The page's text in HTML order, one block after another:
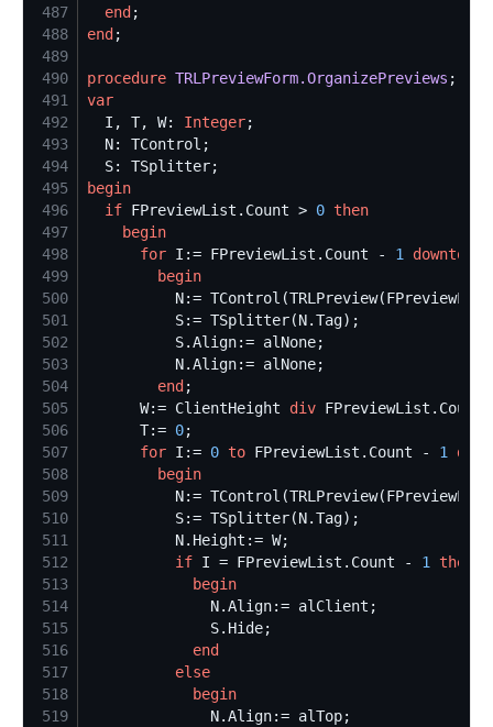
487
end
488
end
489
490
procedure TRLPreviewForm.OrganizePreviews
491
var
492
  I, T, W:
Integer
493
494
495
begin
496
if FPreviewList.Count > 0 then
497
begin
498
for I:= FPreviewList.Count - 1 downto
499
begin
500
501
502
503
504
end
505
      W:= ClientHeight
div
506
      T:=
0
507
for I:= 0 to FPreviewList.Count - 1
do
508
begin
509
510
511
512
if I = FPreviewList.Count - 1
then
513
begin
514
515
516
end
517
else
518
begin
519